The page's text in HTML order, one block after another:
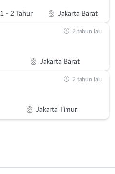
1 - 2 Tahun Jakarta Barat
Jakarta Barat
2 tahun lalu
Jakarta Timur
2 tahun lalu